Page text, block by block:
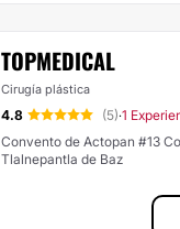
TOPMEDICAL
Cirugía plástica
4.8 (5)·1
Convento de Actopan #13
Tlalnepantla de Baz